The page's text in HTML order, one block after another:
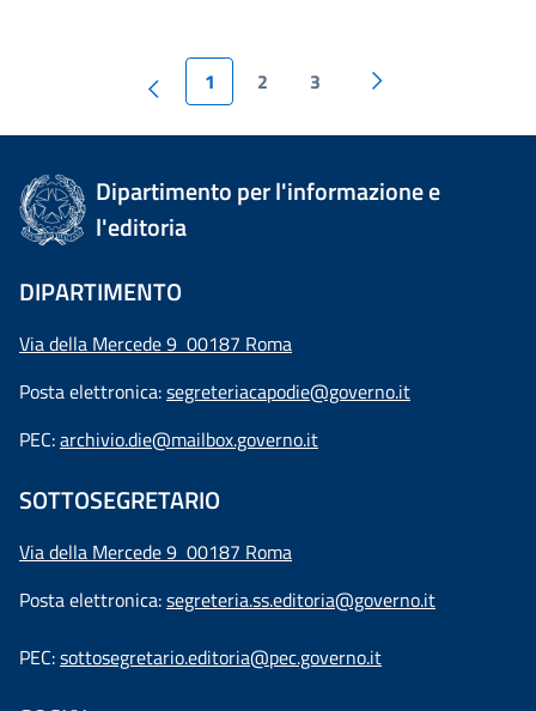
1 2 3
Dipartimento per l'informazione e
l'editoria
DIPARTIMENTO
Via della Mercede 9 00187 Roma
Posta elettronica:segreteriacapodie@governo.it
PEC:archivio.die@mailbox.governo.it
SOTTOSEGRETARIO
Via della Mercede 9 00187 Roma
Posta elettronica:segreteria.ss.editoria@governo.it
PEC:sottosegretario.editoria@pec.governo.it